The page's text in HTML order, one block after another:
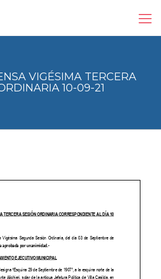
VIGÉSIMA TERCERA
10-09-21